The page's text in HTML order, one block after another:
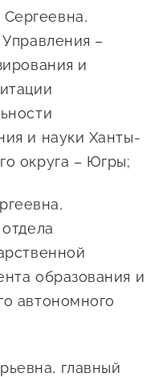
–
и
и науки Ханты-
округа – Югры;
образования и
автономного
главный